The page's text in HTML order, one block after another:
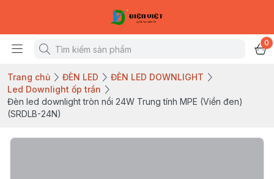
0
Trang chủ ĐÈN LED
ĐÈN LED DOWNLIGHT
Led Downlight ốp trần
Đèn led downlight tròn nổi 24W Trung tính MPE (Viền đen)
(SRDLB-24N)